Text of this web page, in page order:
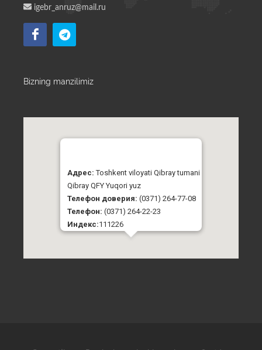
igebr_anruz@mail.ru
Bizning manzilimiz
Адрес:Toshkent viloyati Qibray tumani
Qibray QFY Yuqori yuz
Телефон доверия: (0371) 264-77-08
Телефон: (0371) 264-22-23
Индекс:111226